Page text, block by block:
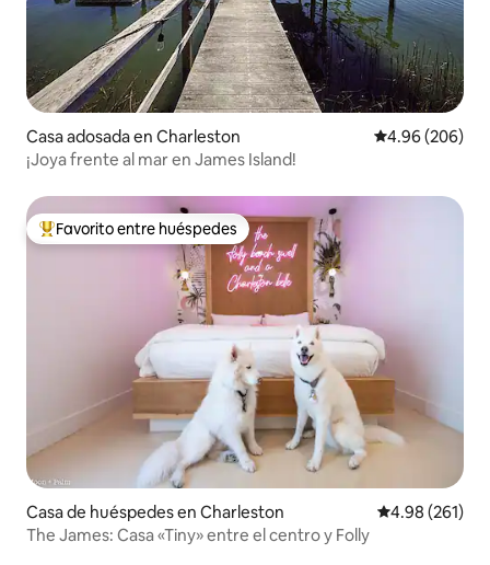
Casa adosada en Charleston Calificación
4.96 (206)
¡Joya frente al mar en James Island!
Favorito entre huéspedes preferido
Favorito entre huéspedes
Casa de huéspedes en Charleston Calificación
4.98 (261)
The James: Casa «Tiny» entre el centro y Folly